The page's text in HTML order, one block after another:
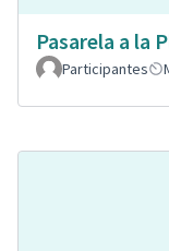
Pasarela a la
Participantes